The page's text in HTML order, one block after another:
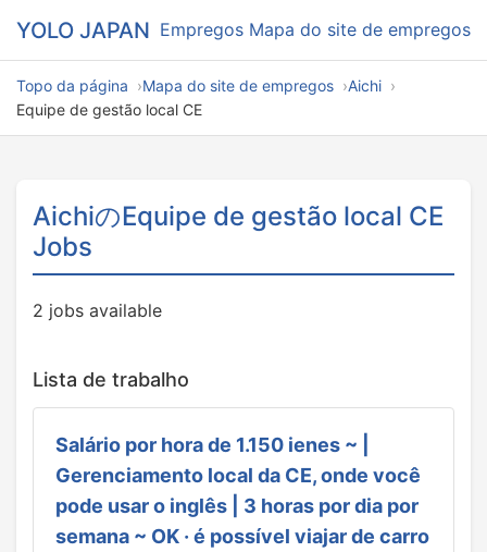
YOLO JAPAN Empregos Mapa do site de empregos
Topo da página Mapa do site de empregos
Aichi
Equipe de gestão local CE
AichiのEquipe de gestão local CE
Jobs
2 jobs available
Lista de trabalho
Salário por hora de 1.150 ienes ~ |
Gerenciamento local da CE, onde você
pode usar o inglês | 3 horas por dia por
semana ~ OK · é possível viajar de carro